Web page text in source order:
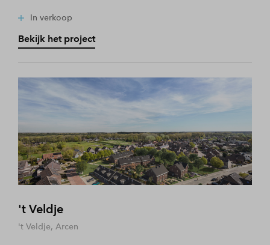
In verkoop
Bekijk het project
't Veldje
't Veldje, Arcen